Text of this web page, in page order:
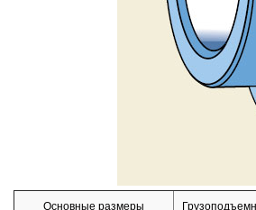
Основные размеры